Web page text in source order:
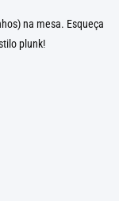
na mesa. Esqueça
plunk!